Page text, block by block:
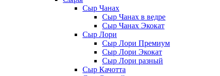
Сыр Чанах
Сыр Чанах в ведре
Сыр Чанах Экокат
Сыр Лори
Сыр Лори Премиум
Сыр Лори Экокат
Сыр Лори разный
Сыр Качотта